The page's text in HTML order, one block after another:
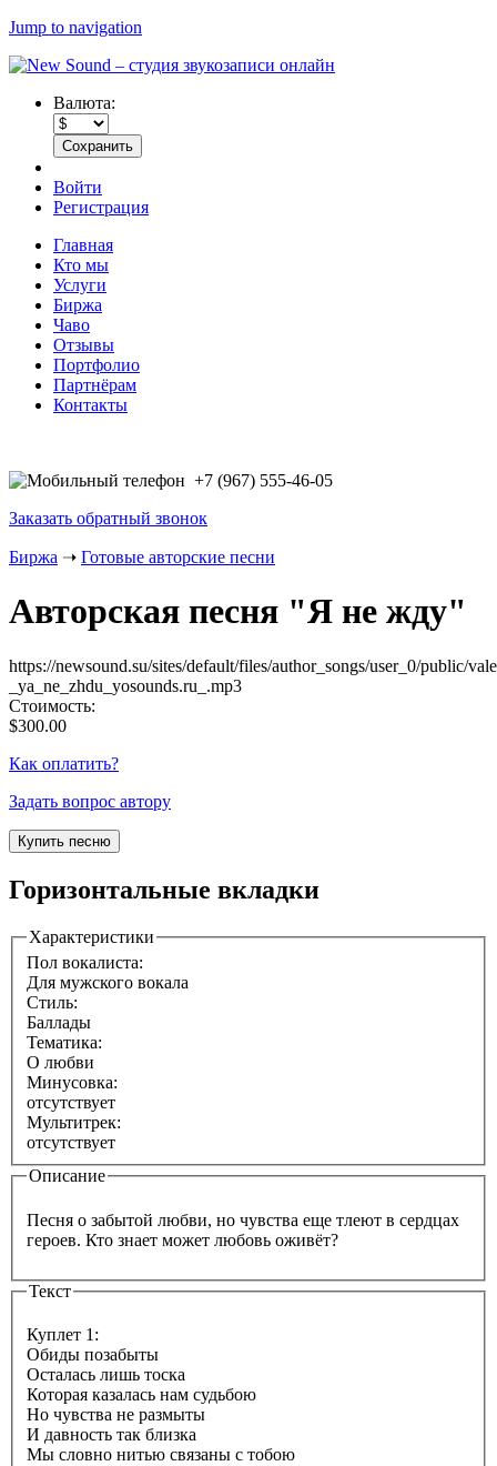
Jump to navigation
Валюта:
Войти
Регистрация
Главная
Кто мы
Услуги
Биржа
Чаво
Отзывы
Портфолио
Партнёрам
Контакты
+7 (967) 555-46-05
Заказать обратный звонок
Биржа ➝ Готовые авторские песни
Авторская песня "Я не жду"
https://newsound.su/sites/default/files/author_songs/user_0/public/
_ya_ne_zhdu_yosounds.ru_.mp3
Стоимость:
$300.00
Как оплатить?
Задать вопрос автору
Горизонтальные вкладки
Характеристики
Пол вокалиста:
Для мужского вокала
Стиль:
Баллады
Тематика:
О любви
Минусовка:
отсутствует
Мультитрек:
отсутствует
Описание
Песня о забытой любви, но чувства еще тлеют в сердцах
героев. Кто знает может любовь оживёт?
Текст
Куплет 1:
Обиды позабыты
Осталась лишь тоска
Которая казалась нам судьбою
Но чувства не размыты
И давность так близка
Мы словно нитью связаны с тобою